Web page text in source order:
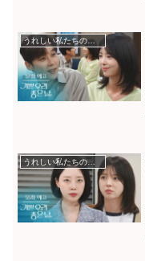
うれしい私たちの良い日
うれしい私たちの良い日